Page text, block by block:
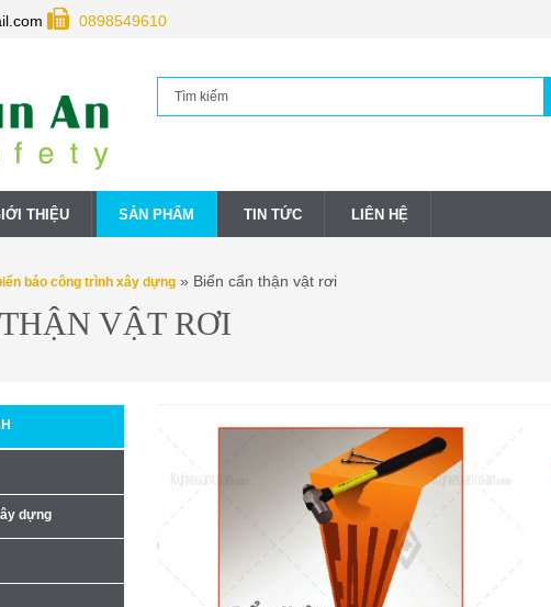
0898549610
THIỆU SẢN PHẨM TIN TỨC LIÊN HỆ
báo công trình xây dựng » Biển cẩn thận vật rơi
VẬT RƠI
dựng